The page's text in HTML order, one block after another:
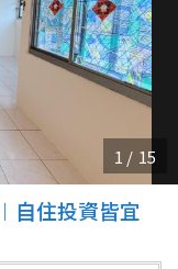
好屋限量釋出
好屋限量釋出
自住投資皆宜